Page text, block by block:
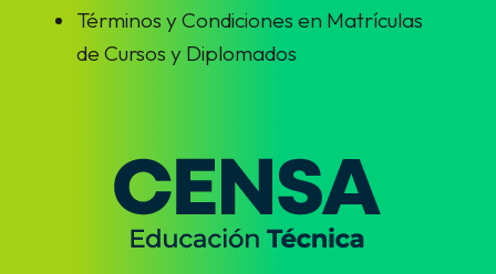
Términos y Condiciones en Matrículas
de Cursos y Diplomados